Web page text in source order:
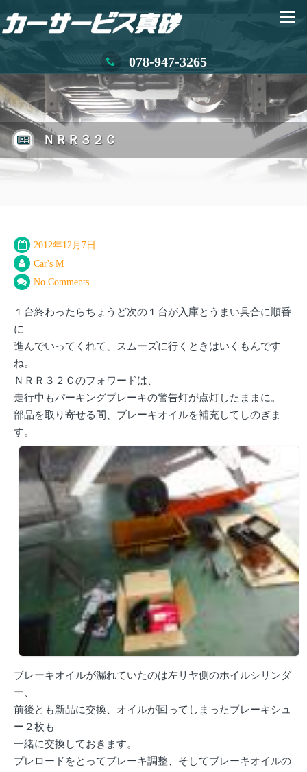
078-947-3265
ＮＲＲ３２Ｃ
2012年12月7日
Car's M
No Comments
１台終わったらちょうど次の１台が入庫とうまい具合に順番
に
進んでいってくれて、スムーズに行くときはいくもんです
ね。
ＮＲＲ３２Ｃのフォワードは、
走行中もパーキングブレーキの警告灯が点灯したままに。
部品を取り寄せる間、ブレーキオイルを補充してしのぎま
す。
ブレーキオイルが漏れていたのは左リヤ側のホイルシリンダ
ー、
前後とも新品に交換、オイルが回ってしまったブレーキシュ
ー２枚も
一緒に交換しておきます。
プレロードをとってブレーキ調整、そしてブレーキオイルの